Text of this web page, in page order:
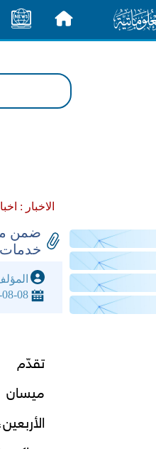
الاخبار :
ضمن
خدمات
08
تقدّم
ميسان